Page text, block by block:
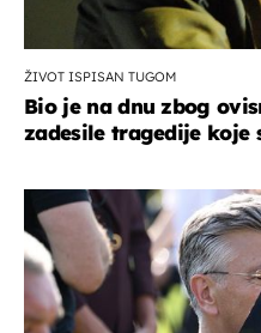
ŽIVOT ISPISAN TUGOM
Bio je na dnu zbog
zadesile tragedije koje